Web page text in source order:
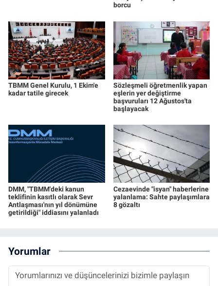
borcu
TBMM Genel Kurulu, 1 Ekim'e
kadar tatile girecek
Sözleşmeli öğretmenlik yapan
eşlerin yer değiştirme
başvuruları 12 Ağustos'ta
başlayacak
DMM, "TBMM'deki kanun
teklifinin kasıtlı olarak Sevr
Antlaşması'nın yıl dönümüne
getirildiği" iddiasını yalanladı
Cezaevinde "isyan" haberlerine
yalanlama: Sahte paylaşımlara
8 gözaltı
Yorumlar